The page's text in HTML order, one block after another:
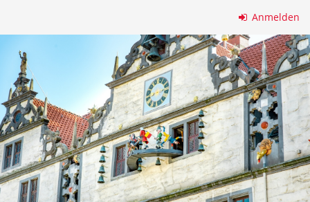
springen
Anmelden